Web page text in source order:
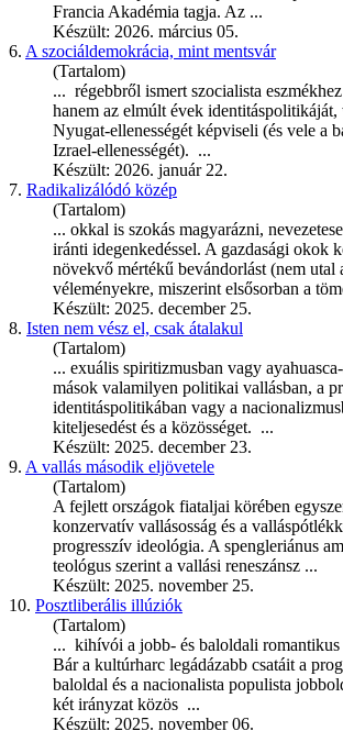
Francia Akadémia tagja. Az ...
Készült: 2026. március 05.
6. A szociáldemokrácia, mint mentsvár
(Tartalom)
... régebbről ismert szocialista
hanem az elmúlt évek identitáspolitikáját,
Nyugat-ellenességét képviseli (és vele a
Izrael-ellenességét). ...
Készült: 2026. január 22.
7. Radikalizálódó közép
(Tartalom)
... okkal is szokás magyarázni,
iránti idegenkedéssel. A gazdasági okok
növekvő mértékű bevándorlást (nem utal
véleményekre, miszerint elsősorban a
Készült: 2025. december 25.
8. Isten nem vész el, csak átalakul
(Tartalom)
... exuális spiritizmusban vagy
mások valamilyen politikai vallásban, a
identitáspolitikában vagy a
kiteljesedést és a közösséget. ...
Készült: 2025. december 23.
9. A vallás második eljövetele
(Tartalom)
A fejlett országok fiataljai körében
konzervatív vallásosság és a
progresszív ideológia. A spengleriánus
teológus szerint a vallási reneszánsz ...
Készült: 2025. november 25.
10. Posztliberális illúziók
(Tartalom)
... kihívói a jobb- és baloldali
Bár a kultúrharc legádázabb csatáit a
baloldal és a nacionalista populista
két irányzat közös ...
Készült: 2025. november 06.